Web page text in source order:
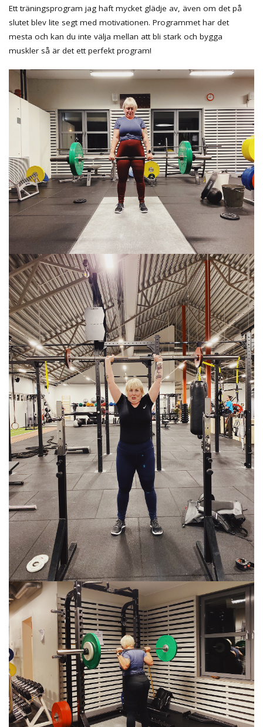
Ett träningsprogram jag haft mycket glädje av, även om det på
slutet blev lite segt med motivationen. Programmet har det
mesta och kan du inte välja mellan att bli stark och bygga
muskler så är det ett perfekt program!